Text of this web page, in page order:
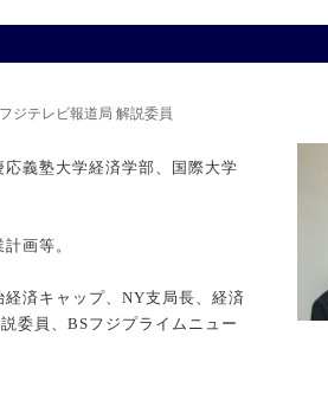
ジテレビ報道局 解説委員
義塾大学経済学部、国際大学
画等。
済キャップ、NY支局長、経済
委員、BSフジプライムニュー